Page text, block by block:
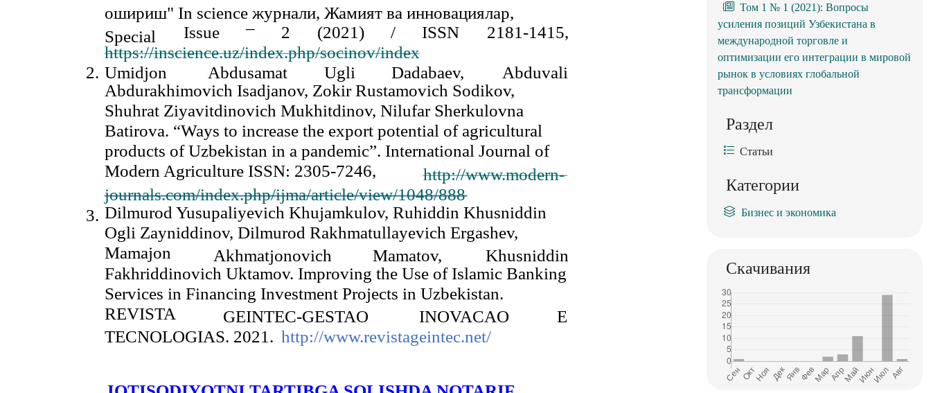
ошириш" In science журнали, Жамият ва инновациялар,
Special
Issue – 2 (2021) / ISSN
2181-1415,
https://inscience.uz/index.php/socinov/index
2. Umidjon Abdusamat Ugli Dadabaev,
Abduvali
Abdurakhimovich Isadjanov, Zokir Rustamovich Sodikov,
Shuhrat Ziyavitdinovich Mukhitdinov, Nilufar Sherkulovna
Batirova. “Ways to increase the export potential of agricultural
products of Uzbekistan in a pandemic”. International Journal of
Modern Agriculture ISSN: 2305-7246,
http://www.modern-
journals.com/index.php/ijma/article/view/1048/888
3. Dilmurod Yusupaliyevich Khujamkulov, Ruhiddin Khusniddin
Ogli Zayniddinov, Dilmurod Rakhmatullayevich Ergashev,
Mamajon
Akhmatjonovich Mamatov,
Khusniddin
Fakhriddinovich Uktamov. Improving the Use of Islamic Banking
Services in Financing Investment Projects in Uzbekistan.
REVISTA
GEINTEC-GESTAO INOVACAO
E
TECNOLOGIAS. 2021. http://www.revistageintec.net/
Том 1 № 1 (2021): Вопросы
усиления позиций Узбекистана в
международной торговле и
оптимизации его интеграции в мировой
рынок в условиях глобальной
трансформации
Раздел
Статьи
Категории
Бизнес и экономика
Скачивания